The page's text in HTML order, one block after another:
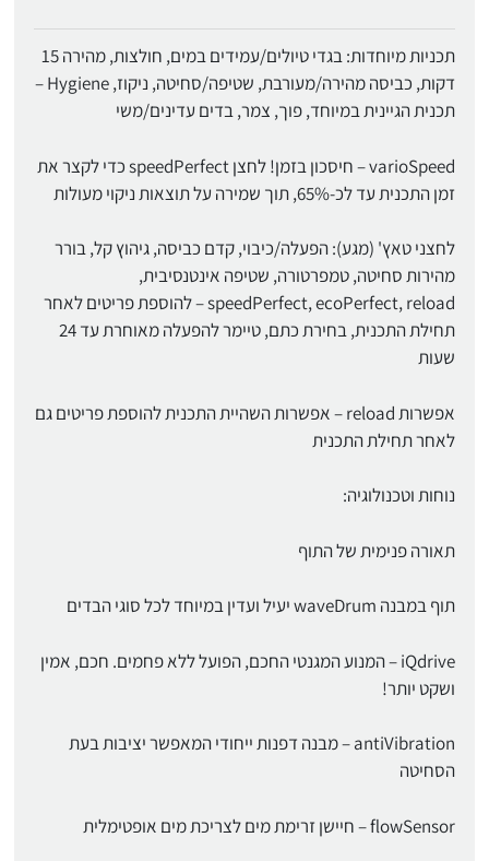
תכניות מיוחדות: בגדי טיולים/עמידים במים, חולצות, מהירה 15
דקות, כביסה מהירה/מעורבת, שטיפה/סחיטה, ניקוז, Hygiene –
תכנית הגיינית במיוחד, פוך, צמר, בדים עדינים/משי
varioSpeed – חיסכון בזמן! לחצן speedPerfect כדי לקצר את
זמן התכנית עד לכ-65%, תוך שמירה על תוצאות ניקוי מעולות
לחצני טאץ' (מגע): הפעלה/כיבוי, קדם כביסה, גיהוץ קל, בורר
מהירות סחיטה, טמפרטורה, שטיפה אינטנסיבית,
speedPerfect, ecoPerfect, reload – להוספת פריטים לאחר
תחילת התכנית, בחירת כתם, טיימר להפעלה מאוחרת עד 24
שעות
אפשרות reload – אפשרות השהיית התכנית להוספת פריטים גם
לאחר תחילת התכנית
נוחות וטכנולוגיה:
תאורה פנימית של התוף
תוף במבנה waveDrum יעיל ועדין במיוחד לכל סוגי הבדים
iQdrive – המנוע המגנטי החכם, הפועל ללא פחמים. חכם, אמין
ושקט יותר!
antiVibration – מבנה דפנות ייחודי המאפשר יציבות בעת
הסחיטה
flowSensor – חיישן זרימת מים לצריכת מים אופטימלית